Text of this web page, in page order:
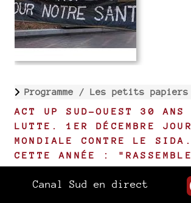
Programme / Les petits papiers
ACT UP SUD-OUEST 30 ANS
LUTTE. 1ER DÉCEMBRE
MONDIALE CONTRE LE SIDA.
CETTE ANNÉE :
NATIONAL = MORT !"
Publié le 5 juillet 2024/ Temps
Canal Sud en direct